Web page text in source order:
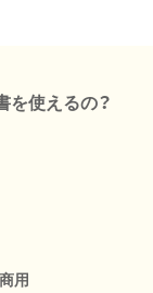
を使えるの？
商用